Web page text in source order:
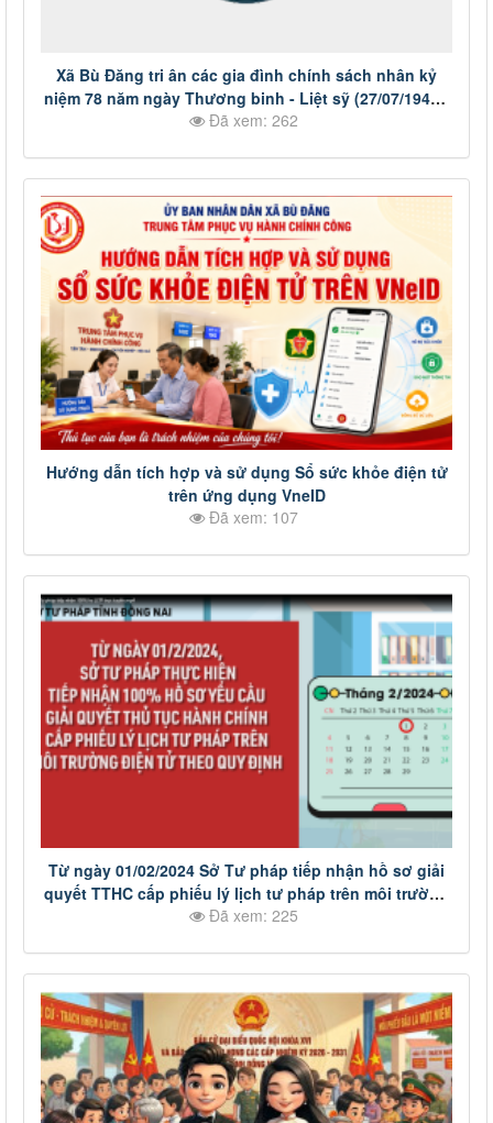
Xã Bù Đăng tri ân các gia đình chính sách nhân kỷ
niệm 78 năm ngày Thương binh - Liệt sỹ (27/07/1947 -
27/07/2025)
Đã xem: 262
Hướng dẫn tích hợp và sử dụng Sổ sức khỏe điện tử
trên ứng dụng VneID
Đã xem: 107
Từ ngày 01/02/2024 Sở Tư pháp tiếp nhận hồ sơ giải
quyết TTHC cấp phiếu lý lịch tư pháp trên môi trường
điện tử
Đã xem: 225